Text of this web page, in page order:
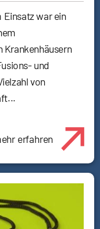
war ein
Krankenhäusern
und
von
erfahren